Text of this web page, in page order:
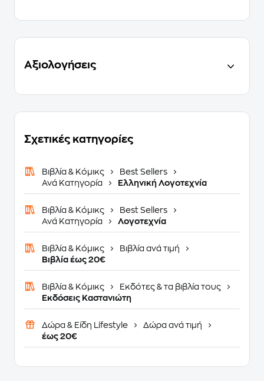
Αξιολογήσεις
Σχετικές κατηγορίες
Βιβλία & Κόμικς
Best Sellers
Ανά Κατηγορία
Ελληνική Λογοτεχνία
Βιβλία & Κόμικς
Best Sellers
Ανά Κατηγορία
Λογοτεχνία
Βιβλία & Κόμικς
Βιβλία ανά τιμή
Βιβλία έως 20€
Βιβλία & Κόμικς
Εκδότες & τα βιβλία τους
Εκδόσεις Καστανιώτη
Δώρα & Είδη Lifestyle
Δώρα ανά τιμή
έως 20€